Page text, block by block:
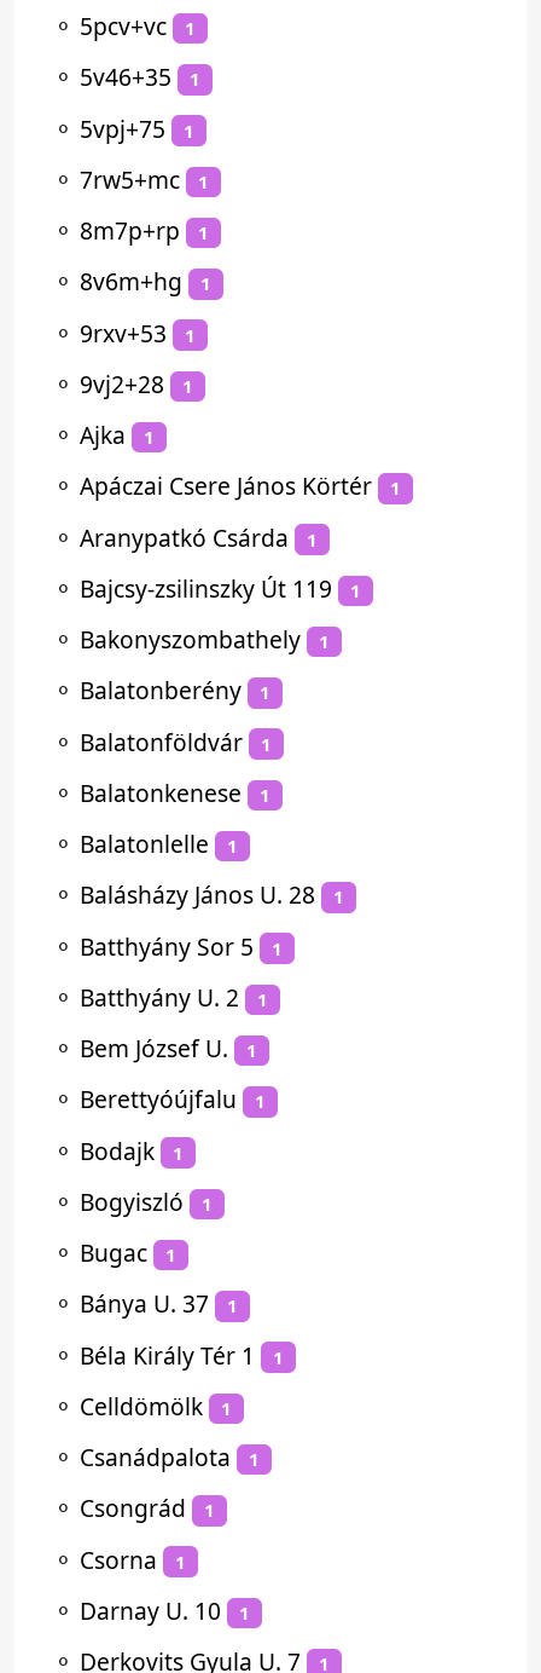
⚬ 5pcv+vc 1
⚬ 5v46+35 1
⚬ 5vpj+75 1
⚬ 7rw5+mc 1
⚬ 8m7p+rp 1
⚬ 8v6m+hg 1
⚬ 9rxv+53 1
⚬ 9vj2+28 1
⚬ Ajka 1
⚬ Apáczai Csere János Körtér 1
⚬ Aranypatkó Csárda 1
⚬ Bajcsy-zsilinszky Út 119 1
⚬ Bakonyszombathely 1
⚬ Balatonberény 1
⚬ Balatonföldvár 1
⚬ Balatonkenese 1
⚬ Balatonlelle 1
⚬ Balásházy János U. 28 1
⚬ Batthyány Sor 5 1
⚬ Batthyány U. 2 1
⚬ Bem József U. 1
⚬ Berettyóújfalu 1
⚬ Bodajk 1
⚬ Bogyiszló 1
⚬ Bugac 1
⚬ Bánya U. 37 1
⚬ Béla Király Tér 1 1
⚬ Celldömölk 1
⚬ Csanádpalota 1
⚬ Csongrád 1
⚬ Csorna 1
⚬ Darnay U. 10 1
⚬ Derkovits Gyula U. 7 1